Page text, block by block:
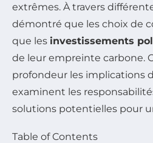
extrêmes. À travers
démontré que les choix de
que les investissements
de leur empreinte carbone.
profondeur les implications
examinent les
solutions potentielles pour
Table of Contents